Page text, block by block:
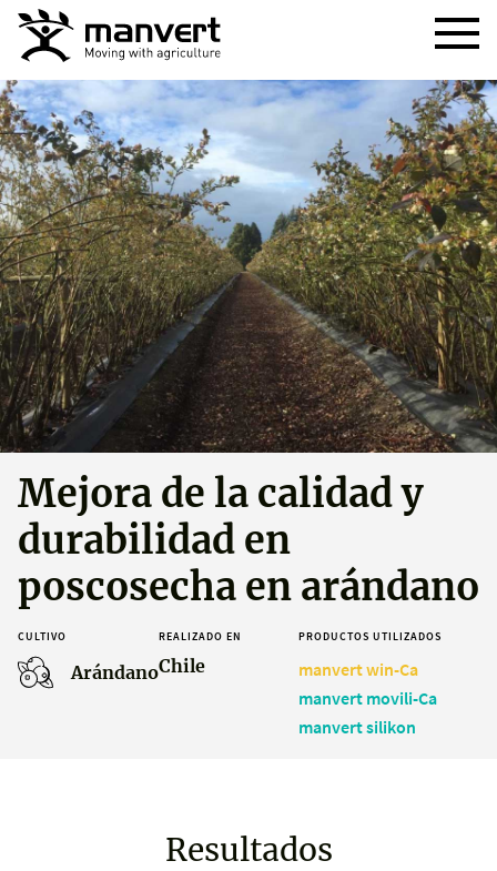
Mejora de la calidad y
durabilidad en
poscosecha en arándano
CULTIVO
Arándano
REALIZADO EN
Chile
PRODUCTOS UTILIZADOS
manvert win-Ca
manvert movili-Ca
manvert silikon
Resultados